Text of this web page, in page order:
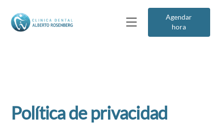
Agendar
hora
Política de privacidad